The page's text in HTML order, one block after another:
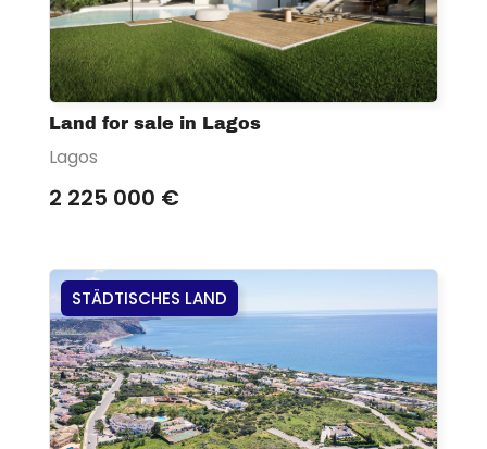
Land for sale in Lagos
Lagos
2 225 000 €
STÄDTISCHES LAND